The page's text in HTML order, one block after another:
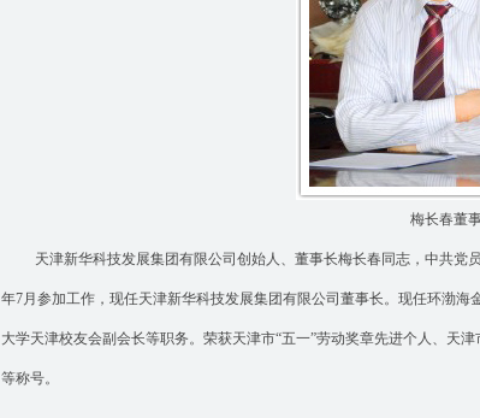
梅长春董
天津新华科技发展集团有限公司创始人、董事长梅长春同志，中共
年7月参加工作，现任天津新华科技发展集团有限公司董事长。现任环渤
大学天津校友会副会长等职务。荣获天津市“五一”劳动奖章先进个人、天
等称号。